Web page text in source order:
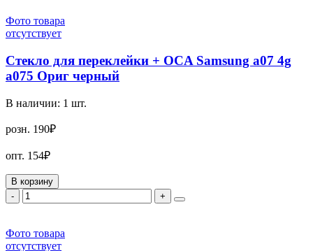
Фото товара
отсутствует
Стекло для переклейки + OCA Samsung a07 4g
a075 Ориг черный
В наличии: 1 шт.
розн. 190₽
опт. 154₽
В корзину
-
+
Фото товара
отсутствует